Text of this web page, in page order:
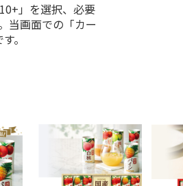
」を選択、必要
当画面での「カー
。